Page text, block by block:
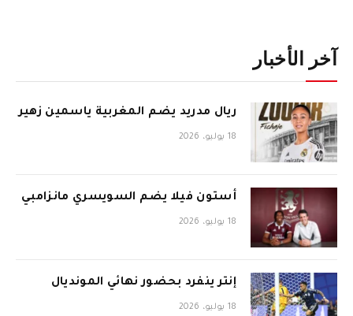
آخر الأخبار
ريال مدريد يضم المغربية ياسمين زهير
18 يوليو، 2026
أستون فيلا يضم السويسري مانزامبي
18 يوليو، 2026
إنتر ينفرد بحضور نهائي المونديال
18 يوليو، 2026